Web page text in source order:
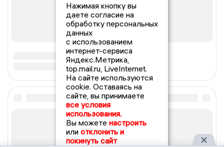
Нажимая кнопку вы
даете согласие на
обработку персональных
данных
с использованием
интернет-сервиса
Яндекс.Метрика,
top.mail.ru, LiveInternet.
На сайте используются
cookie. Оставаясь на
сайте, вы принимаете
все условия
использования.
Вы можете настроить
или отклонить и
покинуть сайт